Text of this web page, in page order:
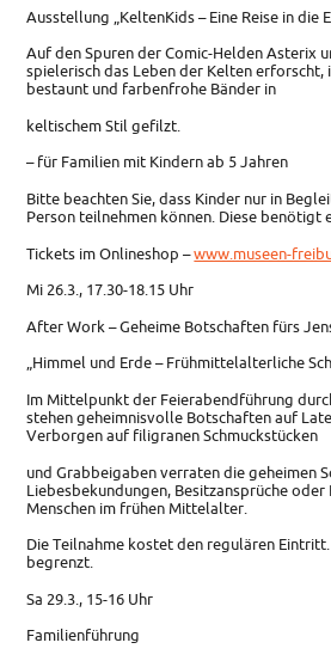
Ausstellung „KeltenKids – Eine Reise in die
Auf den Spuren der Comic-Helden Asterix
spielerisch das Leben der Kelten
bestaunt und farbenfrohe Bänder in
keltischem Stil gefilzt.
– für Familien mit Kindern ab 5 Jahren
Bitte beachten Sie, dass Kinder nur in
Person teilnehmen können. Diese benötigt
Tickets im Onlineshop –www.museen-
Mi 26.3., 17.30-18.15 Uhr
After Work – Geheime Botschaften fürs
„Himmel und Erde – Frühmittelalterliche
Im Mittelpunkt der Feierabendführung
stehen geheimnisvolle Botschaften auf
Verborgen auf filigranen Schmuckstücken
und Grabbeigaben verraten die geheimen
Liebesbekundungen, Besitzansprüche
Menschen im frühen Mittelalter.
Die Teilnahme kostet den regulären
begrenzt.
Sa 29.3., 15-16 Uhr
Familienführung